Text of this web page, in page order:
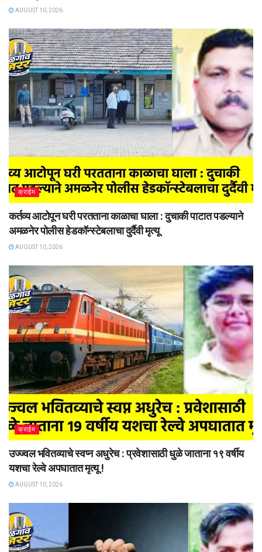
AUGUST 10, 2026
क्राईम
कर्तव्य आटोपून घरी परतताना काळाचा घाला : दुचाकी पाटात पडल्याने
अमळनेर पोलीस हेडकॉन्स्टेबलाचा दुर्दैवी मृत्यू
AUGUST 10, 2026
क्राईम
उज्ज्वल भवितव्याचे स्वप्न अधुरेच : प्रवेशासाठी धुळे जाताना १९ वर्षीय
यशचा रेल्वे अपघातात मृत्यू !
AUGUST 10, 2026